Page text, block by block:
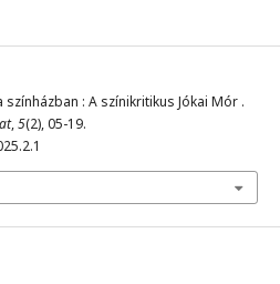
: A színikritikus Jókai Mór .
,5(2), 05-19.